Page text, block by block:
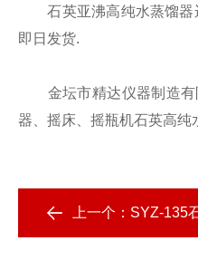
石英亚沸高纯水蒸馏器运
即日发货.
金坛市精达仪器制造有
器、摇床、摇瓶机石英高
上一个： SYZ-135